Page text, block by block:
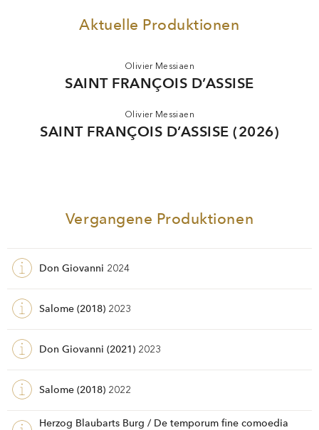
Aktuelle Produktionen
Olivier Messiaen
SAINT FRANÇOIS D’ASSISE
Olivier Messiaen
SAINT FRANÇOIS D’ASSISE (2026)
Vergangene Produktionen
Don Giovanni 2024
Salome (2018) 2023
Don Giovanni (2021) 2023
Salome (2018) 2022
Herzog Blaubarts Burg / De temporum fine comoedia